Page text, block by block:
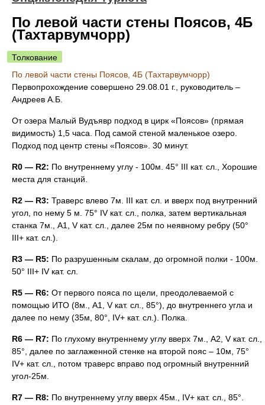
По левой части стены Поясов, 4Б
(Тахтарвумчорр)
Толкование
По левой части стены Поясов, 4Б (Тахтарвумчорр)
Первопрохождение совершено 29.08.01 г., руководитель –
Андреев А.Б.
От озера Малый Вудъявр подход в цирк «Поясов» (прямая
видимость) 1,5 часа. Под самой стеной маленькое озеро.
Подход под центр стены «Поясов». 30 минут.
R0 — R2: По внутреннему углу - 100м. 45° III кат. сл., Хорошие
места для станций.
R2 — R3: Траверс влево 7м. III кат. сл. и вверх под внутренний
угол, по нему 5 м. 75° IV кат. сл., полка, затем вертикальная
станка 7м., А1, V кат. сл., далее 25м по неявному ребру (50°
III+ кат. сл.).
R3 — R5: По разрушенным скалам, до огромной полки - 100м.
50° III+ IV кат. сл.
R5 — R6: От первого пояса по щели, преодолеваемой с
помощью ИТО (8м., А1, V кат. сл., 85°), до внутреннего угла и
далее по нему (35м, 80°, IV+ кат. сл.). Полка.
R6 — R7: По глухому внутреннему углу вверх 7м., А2, V кат. сл.,
85°, далее по заглаженной стенке на второй пояс – 10м, 75°
IV+ кат. сл., потом траверс вправо под огромный внутренний
угол-25м.
R7 — R8: По внутреннему углу вверх 45м., IV+ кат. сл., 85°.